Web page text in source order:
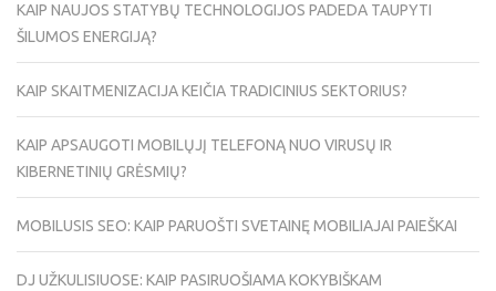
KAIP NAUJOS STATYBŲ TECHNOLOGIJOS PADEDA TAUPYTI
ŠILUMOS ENERGIJĄ?
KAIP SKAITMENIZACIJA KEIČIA TRADICINIUS SEKTORIUS?
KAIP APSAUGOTI MOBILŲJĮ TELEFONĄ NUO VIRUSŲ IR
KIBERNETINIŲ GRĖSMIŲ?
MOBILUSIS SEO: KAIP PARUOŠTI SVETAINĘ MOBILIAJAI PAIEŠKAI
DJ UŽKULISIUOSE: KAIP PASIRUOŠIAMA KOKYBIŠKAM